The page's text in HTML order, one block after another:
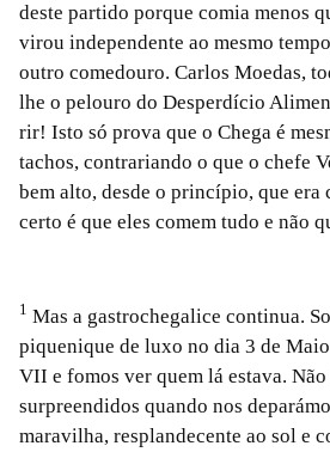
deste partido porque comia menos
virou independente ao mesmo
outro comedouro. Carlos Moedas,
lhe o pelouro do Desperdício
rir! Isto só prova que o Chega é
tachos, contrariando o que o chefe
bem alto, desde o princípio, que era
certo é que eles comem tudo e não
1 Mas a gastrochegalice continua.
piquenique de luxo no dia 3 de
VII e fomos ver quem lá estava.
surpreendidos quando nos
maravilha, resplandecente ao sol e